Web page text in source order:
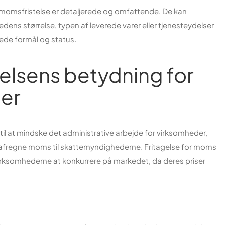
er detaljerede og omfattende. De kan
størrelse, typen af leverede varer eller tjenesteydelser
formål og status.
betydning for
at mindske det administrative arbejde for virksomheder,
moms til skattemyndighederne. Fritagelse for moms
at konkurrere på markedet, da deres priser